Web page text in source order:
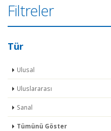
Filtreler
Tür
Ulusal
Uluslararası
Sanal
Tümünü Göster